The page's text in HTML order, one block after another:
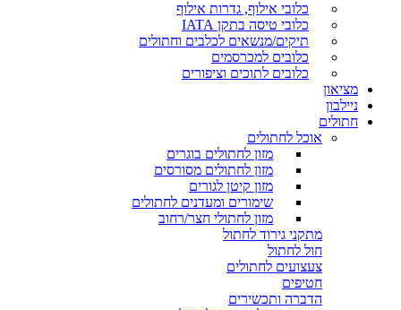
כלובי אילוף, גדרות אילוף
כלובי טיסה בתקן IATA
תיקים/מנשאים לכלבים וחתולים
כלובים למכרסמים
כלובים לתוכים וציפורים
מציאון
ניילבון
חתולים
אוכל לחתולים
מזון לחתולים בוגרים
מזון לחתולים מסורסים
מזון קיטן לגורים
שימורים ומעדנים לחתולים
מזון לחתולי חצר/רחוב
מתקני גירוד לחתול
חול לחתול
צעצועים לחתולים
חטיפים
הדברה ותכשירים